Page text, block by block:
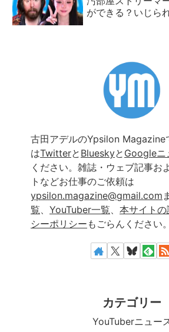
ができる？いじら
古田アデルのYpsilon Magazine
はTwitterと Blueskyと Googleニ
ください。雑誌・ウェブ記事お
トなどお仕事のご依頼は
ypsilon.magazine@gmail.com
覧
YouTuber一覧
本サイト
シーポリシー もごらんください。
カテゴリー
YouTuberニュー